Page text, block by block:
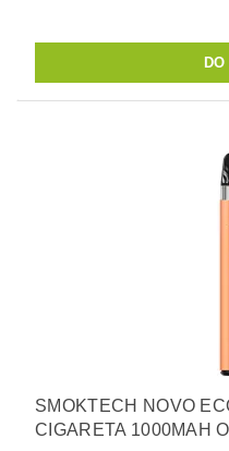
SMOKTECH NOVO
CIGARETA 1000MAH